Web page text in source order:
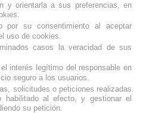
y orientarla a sus preferencias, en
por su consentimiento al aceptar
uso de cookies.
casos la veracidad de sus
interés legítimo del responsable en
seguro a los usuarios.
solicitudes o peticiones realizadas
habilitado al efecto, y gestionar el
su petición.